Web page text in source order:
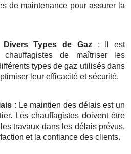
de maintenance pour assurer la
Divers Types de Gaz: Il est
de maîtriser les
types de gaz utilisés dans
leur efficacité et sécurité.
: Le maintien des délais est un
Les chauffagistes doivent être
travaux dans les délais prévus,
et la confiance des clients.